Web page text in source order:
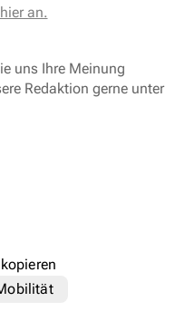
an.
uns Ihre Meinung
Redaktion gerne unter